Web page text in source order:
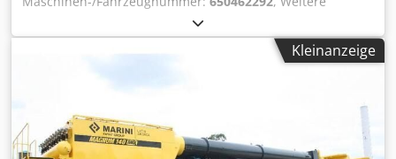
carbon steel driven by gear box, electric motor 15hp. -
rotational external mixer - burner with fuel spraying by
gear pump Kcal/h - Dry filtering system that consists of
dust collecting system - Control system Sistex complete
offer and details by request * more machines, mixing
Verwendungszweck: Bauwesen, Verwendbares Material:
Asphalt,
Optionen und Zubehör Anmerkungen MARINI IRON T-BOX
50 MOBILE ASPHALTMISCHANLAGE Baujahr: 2021
Betriebsstunden: Neu - Produktionskapazität: 50 to./h. - CE
Brenner: Marini CF 04 mit 7,3 MW - Mischer: rotierend -
Filtersystem: 180 m² Filterfläche - control cabin with
automatic and manual control system Marini - 1 Jahr
Kleinanzeige